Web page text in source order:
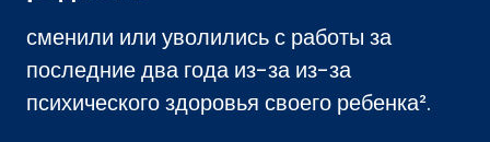
сменили или уволились с работы за
последние два года из-за из-за
психического здоровья своего ребенка².